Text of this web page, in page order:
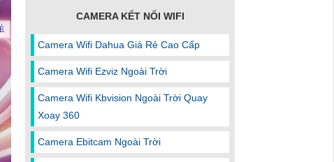
CAMERA KẾT NỐI WIFI
Camera Wifi Dahua Giá Rẻ Cao Cấp
Camera Wifi Ezviz Ngoài Trời
Camera Wifi Kbvision Ngoài Trời Quay
Xoay 360
Camera Ebitcam Ngoài Trời